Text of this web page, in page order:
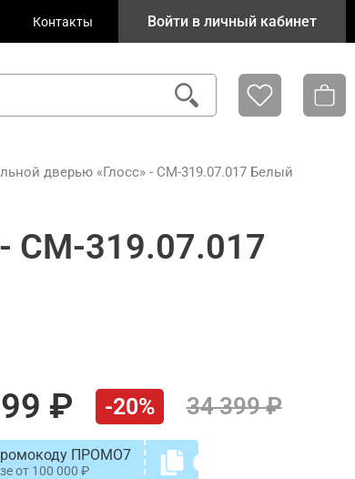
Контакты Войти в личный кабинет
дверью «Глосс» - СМ-319.07.017 Белый
- СМ-319.07.017
-20% 34 399
ПРОМО7
от 100 000